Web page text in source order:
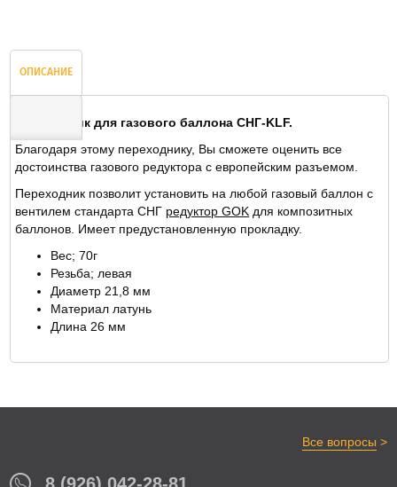
ОПИСАНИЕ
Переходник для газового баллона СНГ-KLF.
Благодаря этому переходнику, Вы сможете оценить все
достоинства газового редуктора с европейским разъемом.
Переходник позволит установить на любой газовый баллон с
вентилем стандарта СНГ редуктор GOK для композитных
баллонов. Имеет предустановленную прокладку.
Вес; 70г
Резьба; левая
Диаметр 21,8 мм
Материал латунь
Длина 26 мм
Все вопросы >